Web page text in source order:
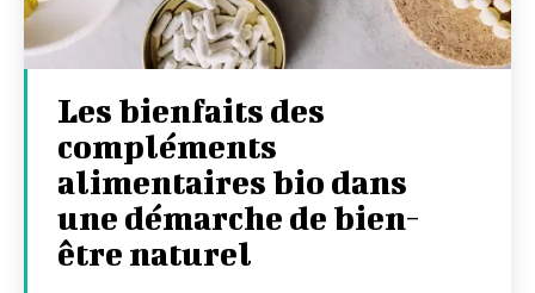
Les bienfaits des
compléments
alimentaires bio dans
une démarche de bien-
être naturel